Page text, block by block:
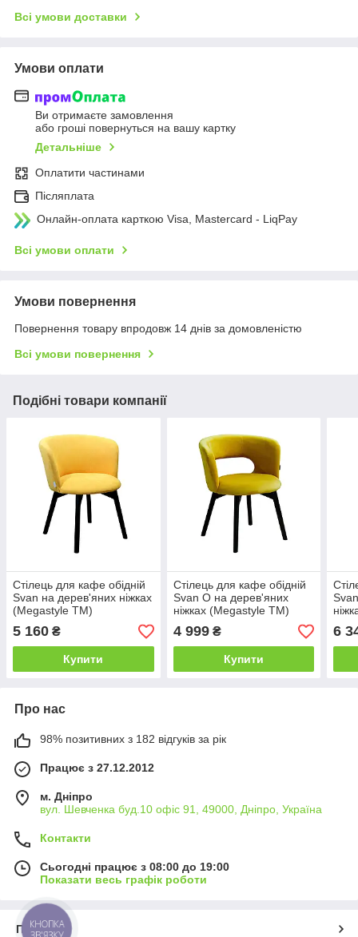
Всі умови доставки
Умови оплати
Ви отримаєте замовлення
або гроші повернуться на вашу картку
Детальніше
Оплатити частинами
Післяплата
Онлайн-оплата карткою Visa, Mastercard - LiqPay
Всі умови оплати
Умови повернення
Повернення товару впродовж 14 днів за домовленістю
Всі умови повернення
Подібні товари компанії
Стілець для кафе обідній
Svan на дерев'яних ніжках
(Megastyle ТМ)
5 160 ₴
Купити
Стілець для кафе обідній
Svan O на дерев'яних
ніжках (Megastyle ТМ)
4 999₴
Купити
6
Про нас
98% позитивних з 182 відгуків за рік
Працює з 27.12.2012
м. Дніпро
вул. Шевченка буд.10 офіс 91, 49000, Дніпро, Україна
Контакти
Сьогодні працює з 08:00 до 19:00
Показати весь графік роботи
Про нас
КНОПКА
ЗВ'ЯЗКУ